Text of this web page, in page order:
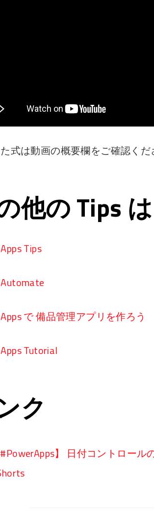
式は動画の概要欄をご確認くだ
他の Tips
Tips
で 備品管理アプリを作ろう
Tutorial
ク
#PowerApps】 日付コントロー